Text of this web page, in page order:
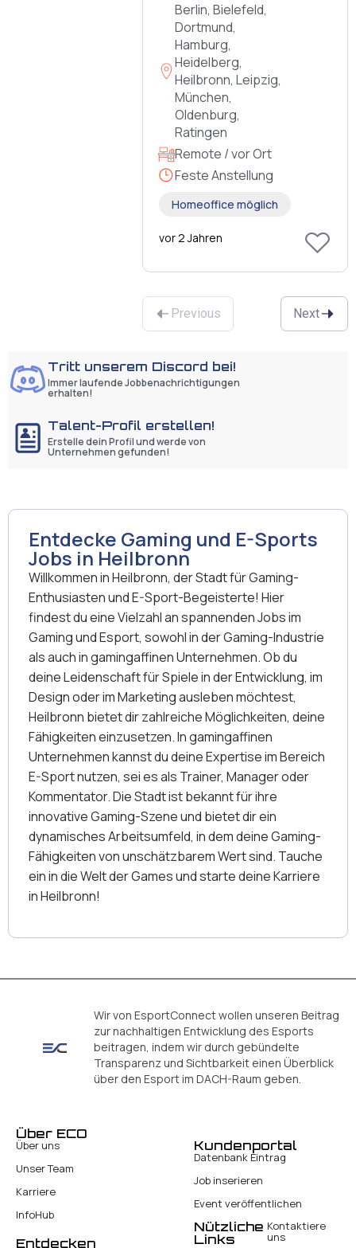
Tritt unserem Discord bei!
Immer laufende Jobbenachrichtigungen
erhalten!
Talent-Profil erstellen!
Erstelle dein Profil und werde von
Unternehmen gefunden!
Berlin, Bielefeld,
Dortmund,
Hamburg,
Heidelberg,
Heilbronn, Leipzig,
München,
Oldenburg,
Ratingen
Remote / vor Ort
Feste Anstellung
Homeoffice möglich
vor 2 Jahren
Previous Next
Entdecke Gaming und E-Sports
Jobs in Heilbronn
Willkommen in Heilbronn, der Stadt für Gaming-
Enthusiasten und E-Sport-Begeisterte! Hier
findest du eine Vielzahl an spannenden Jobs im
Gaming und Esport, sowohl in der Gaming-Industrie
als auch in gamingaffinen Unternehmen. Ob du
deine Leidenschaft für Spiele in der Entwicklung, im
Design oder im Marketing ausleben möchtest,
Heilbronn bietet dir zahlreiche Möglichkeiten, deine
Fähigkeiten einzusetzen. In gamingaffinen
Unternehmen kannst du deine Expertise im Bereich
E-Sport nutzen, sei es als Trainer, Manager oder
Kommentator. Die Stadt ist bekannt für ihre
innovative Gaming-Szene und bietet dir ein
dynamisches Arbeitsumfeld, in dem deine Gaming-
Fähigkeiten von unschätzbarem Wert sind. Tauche
ein in die Welt der Games und starte deine Karriere
in Heilbronn!
Wir von EsportConnect wollen unseren Beitrag
zur nachhaltigen Entwicklung des Esports
beitragen, indem wir durch gebündelte
Transparenz und Sichtbarkeit einen Überblick
über den Esport im DACH-Raum geben.
Über ECO
Über uns
Unser Team
Karriere
InfoHub
Kundenportal
Datenbank Eintrag
Job inserieren
Event veröffentlichen
Entdecken
Nützliche
Links
Kontaktiere
uns